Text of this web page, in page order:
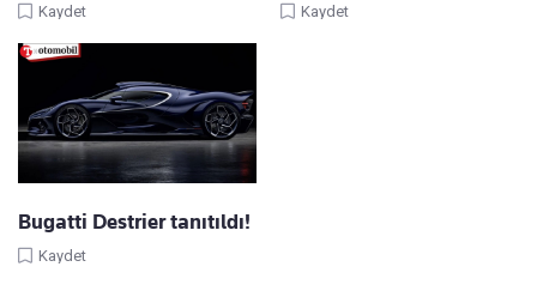
Kaydet Kaydet
Bugatti Destrier tanıtıldı!
Kaydet